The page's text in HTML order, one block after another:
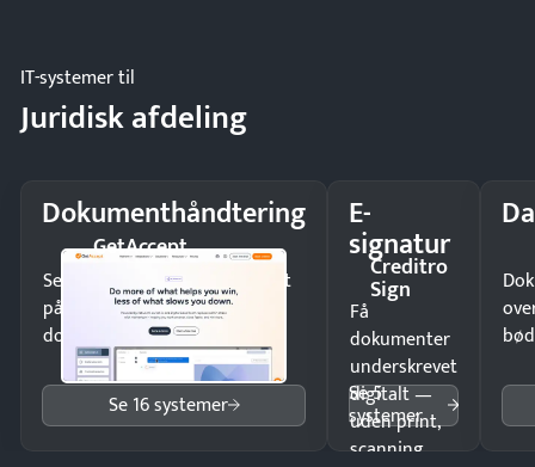
IT-systemer til
Juridisk afdeling
Dokumenthåndtering
GetAccept
Send kontrakter til underskrift
på minutter og mist ingen
dokumenter.
Se 16 systemer
E-
signatur
Creditro
Sign
Få
dokumenter
underskrevet
digitalt —
uden print,
scanning
Se 5
systemer